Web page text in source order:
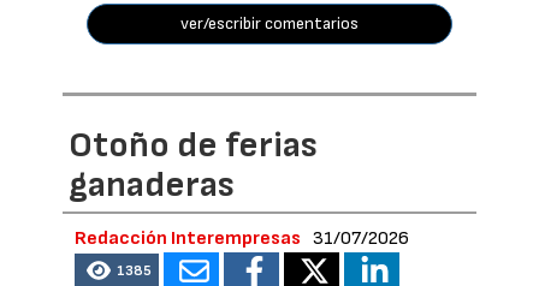
ver/escribir comentarios
Otoño de ferias
ganaderas
Redacción Interempresas 31/07/2026
1385